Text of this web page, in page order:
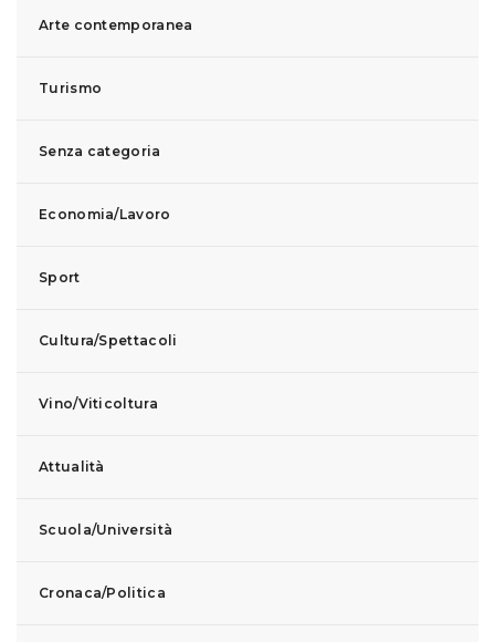
Arte contemporanea
Turismo
Senza categoria
Economia/Lavoro
Sport
Cultura/Spettacoli
Vino/Viticoltura
Attualità
Scuola/Università
Cronaca/Politica